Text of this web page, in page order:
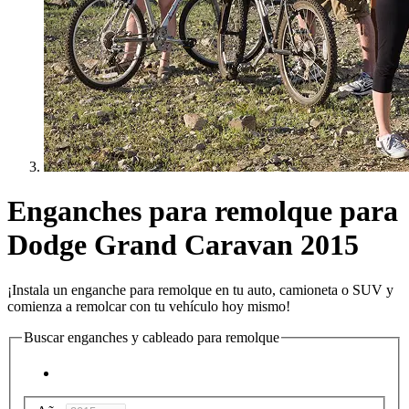
Enganches para remolque para
Dodge Grand Caravan 2015
¡Instala un enganche para remolque en tu auto, camioneta o SUV y
comienza a remolcar con tu vehículo hoy mismo!
Buscar enganches y cableado para remolque